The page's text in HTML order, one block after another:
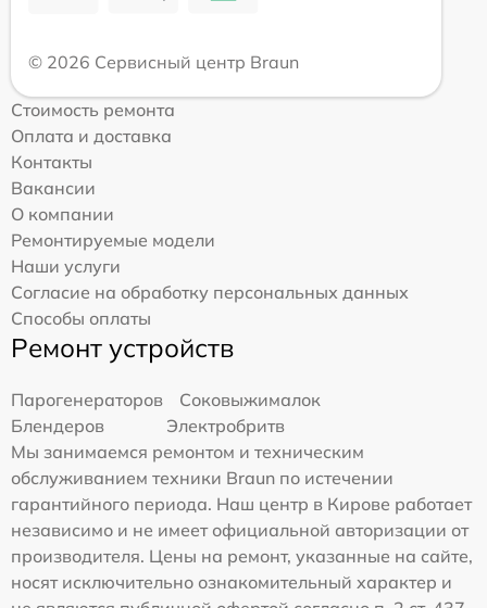
© 2026 Сервисный центр Braun
Стоимость ремонта
Оплата и доставка
Контакты
Вакансии
О компании
Ремонтируемые модели
Наши услуги
Согласие на обработку персональных данных
Способы оплаты
Ремонт устройств
Парогенераторов
Соковыжималок
Блендеров
Электробритв
Мы занимаемся ремонтом и техническим
обслуживанием техники Braun по истечении
гарантийного периода. Наш центр в Кирове работает
независимо и не имеет официальной авторизации от
производителя. Цены на ремонт, указанные на сайте,
носят исключительно ознакомительный характер и